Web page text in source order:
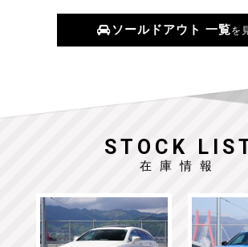
ソールドアウト 一覧を
STOCK
在庫情報